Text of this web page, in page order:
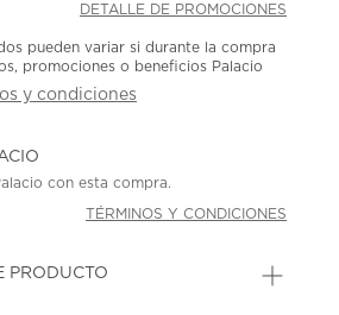
DETALLE DE PROMOCIONES
pueden variar si durante la compra
promociones o beneficios Palacio
y condiciones
con esta compra.
TÉRMINOS Y CONDICIONES
PRODUCTO